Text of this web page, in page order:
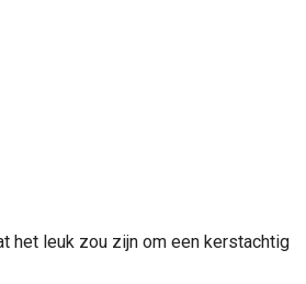
het leuk zou zijn om een kerstachtig